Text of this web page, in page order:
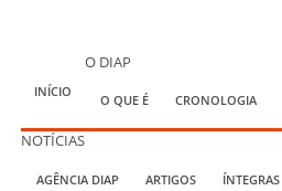
INÍCIO
O DIAP
O QUE É CRONOLOGIA
NOTÍCIAS
AGÊNCIA DIAP ARTIGOS ÍNTEGRAS